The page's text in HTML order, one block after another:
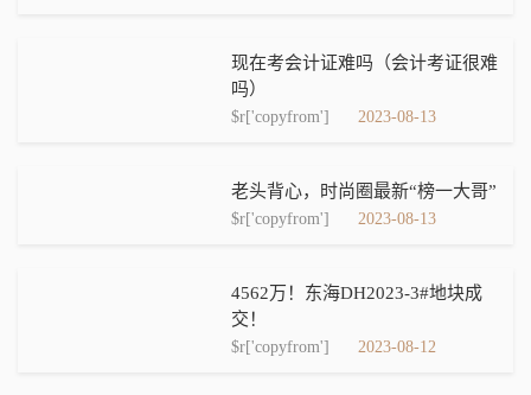
现在考会计证难吗（会计考证很难
吗）
$r['copyfrom'] 2023-08-13
老头背心，时尚圈最新“榜一大哥”
$r['copyfrom'] 2023-08-13
4562万！东海DH2023-3#地块成
交！
$r['copyfrom'] 2023-08-12